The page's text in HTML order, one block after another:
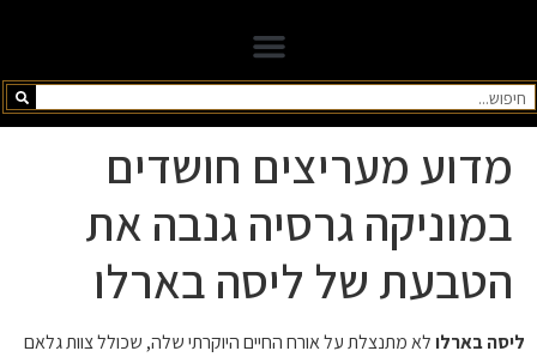
מדוע מעריצים חושדים
במוניקה גרסיה גנבה את
הטבעת של ליסה בארלו
ליסה בארלולא מתנצלת על אורח החיים היוקרתי שלה, שכולל צוות גלאם